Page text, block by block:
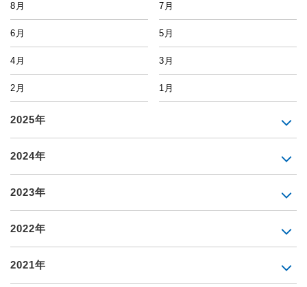
8月 7月
6月 5月
4月 3月
2月 1月
2025年
2024年
2023年
2022年
2021年